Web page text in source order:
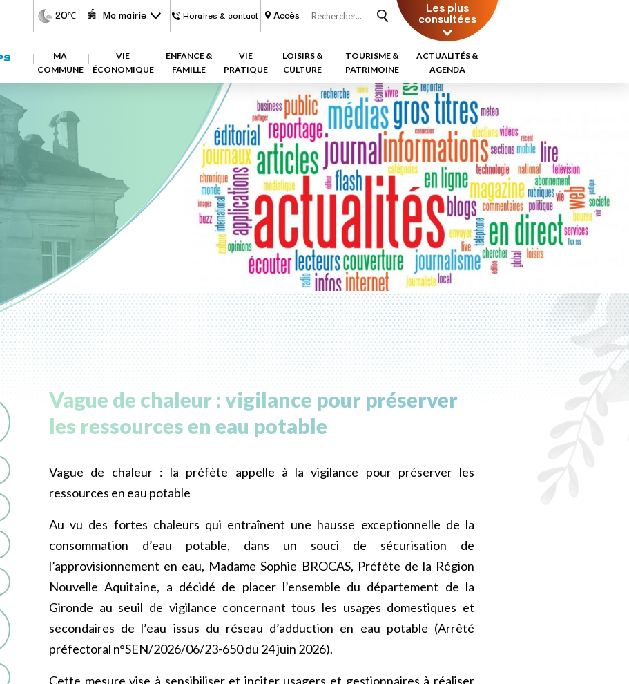
20℃ Ma mairie Horaires & contact Accès Les plus
consultées
MA
COMMUNE
VIE
ÉCONOMIQUE
ENFANCE &
FAMILLE
VIE
PRATIQUE
LOISIRS &
CULTURE
TOURISME &
PATRIMOINE
ACTUALITÉS &
AGENDA
Vague de chaleur : vigilance pour préserver
les ressources en eau potable
Vague de chaleur : la préfète appelle à la vigilance pour préserver les
ressources en eau potable
Au vu des fortes chaleurs qui entraînent une hausse exceptionnelle de la
consommation d’eau potable, dans un souci de sécurisation de
l’approvisionnement en eau, Madame Sophie BROCAS, Préfète de la Région
Nouvelle Aquitaine, a décidé de placer l’ensemble du département de la
Gironde au seuil de vigilance concernant tous les usages domestiques et
secondaires de l’eau issus du réseau d’adduction en eau potable (Arrêté
préfectoral n°SEN/2026/06/23-650 du 24 juin 2026).
Cette mesure vise à sensibiliser et inciter usagers et gestionnaires à réaliser